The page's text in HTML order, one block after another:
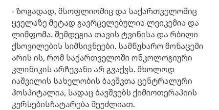
- ზოგადად, მსოფლიოშიც და საქართველოშიც
ყველაზე მეტად გავრცელებულია ლეიკემია და
ლიმფომა. შემდეგია თავის ტვინისა და რბილი
ქსოვილების სიმსივნეები. სამწუხარო მონაცემი
არის ის, რომ საქართველოში ონკოლოგიური
კლინიკის არჩევანი არ გვაქვს. მხოლოდ
იაშვილის სახელობის ბავშვთა ცენტრალური
ჰოსპიტალია, სადაც ბავშვებს ქიმიოთერაპიის
კურსებისჩატარება შეუძლიათ.